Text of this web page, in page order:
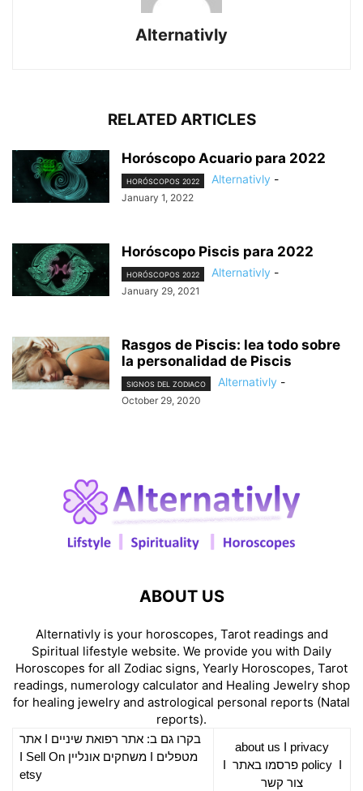
Alternativly
RELATED ARTICLES
Horóscopo Acuario para 2022
HORÓSCOPOS 2022 Alternativly -
January 1, 2022
Horóscopo Piscis para 2022
HORÓSCOPOS 2022 Alternativly -
January 29, 2021
Rasgos de Piscis: lea todo sobre
la personalidad de Piscis
SIGNOS DEL ZODIACO Alternativly -
October 29, 2020
ABOUT US
Alternativly is your horoscopes, Tarot readings and
Spiritual lifestyle website. We provide you with Daily
Horoscopes for all Zodiac signs, Yearly Horoscopes, Tarot
readings, numerology calculator and Healing Jewelry shop
for healing jewelry and astrological personal reports (Natal
reports).
about us I privacy
policyI פרסמו באתר
צור קשר
בקרו גם ב: אתר רפואת שיניים
אתר
מטפלים
משחקים אונליין Sell On
etsy